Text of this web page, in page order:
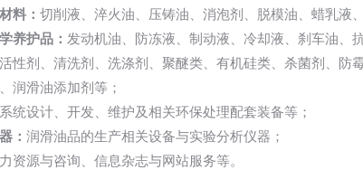
料： 切削液、淬火油、压铸油、消泡剂、脱模油、蜡乳液
养护品： 发动机油、防冻液、制动液、冷却液、刹车油、
性剂、清洗剂、洗涤剂、聚醚类、有机硅类、杀菌剂、防
润滑油添加剂等；
统设计、开发、维护及相关环保处理配套装备等；
： 润滑油品的生产相关设备与实验分析仪器；
资源与咨询、信息杂志与网站服务等。